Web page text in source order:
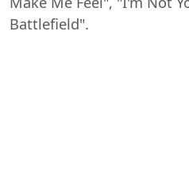
Battlefield".